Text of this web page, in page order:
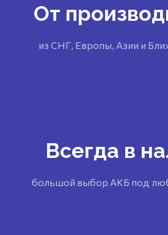
От
из СНГ, Европы, Азии и
Всегда в
большой выбор АКБ под